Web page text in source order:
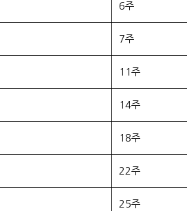
6주
7주
11주
14주
18주
22주
25주